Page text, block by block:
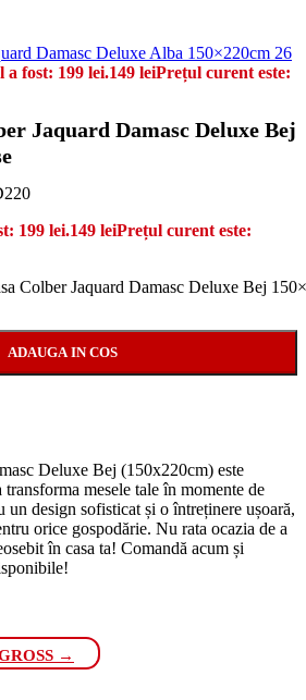
Damasc Deluxe Alba 150×220cm 26
fost: 199 lei.149 leiPrețul curent este:
Jaquard Damasc Deluxe Bej
199 lei.149 leiPrețul curent este:
Colber Jaquard Damasc Deluxe Bej
ADAUGA IN COS
Deluxe Bej (150x220cm) este
transforma mesele tale în momente de
un design sofisticat și o întreținere ușoară,
orice gospodărie. Nu rata ocazia de a
în casa ta! Comandă acum și
→